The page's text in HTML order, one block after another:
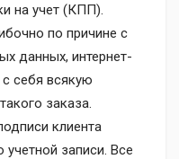
на учет (КПП).
по причине с
данных, интернет-
себя всякую
заказа.
клиента
учетной записи. Все